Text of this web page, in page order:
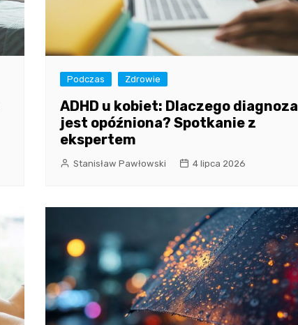
Podczas Zdrowie
ADHD u kobiet: Dlaczego diagnoza
jest opóźniona? Spotkanie z
ekspertem
Stanisław Pawłowski 4 lipca 2026